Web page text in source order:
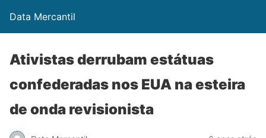
Data Mercantil
Ativistas derrubam estátuas
confederadas nos EUA na esteira
de onda revisionista